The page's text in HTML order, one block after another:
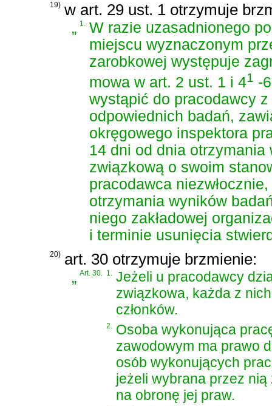
19) w art. 29 ust. 1 otrzymuje
„1. W razie uzasadnionego
miejscu wyznaczonym
zarobkowej występuje
mowa w art. 2 ust. 1 i 41 -
wystąpić do pracodawcy
odpowiednich badań,
okręgowego inspektora
14 dni od dnia otrzymania
związkową o swoim
pracodawca
otrzymania wyników
niego zakładowej
i terminie usunięcia
20) art. 30 otrzymuje brzmienie:
„Art. 30. 1. Jeżeli u pracodawcy
związkowa, każda z
członków.
2. Osoba wykonująca
zawodowym ma prawo
osób wykonujących
jeżeli wybrana przez
na obronę jej praw.